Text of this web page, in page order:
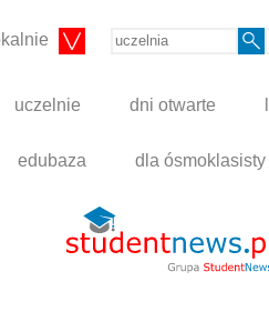
uczelnie dni otwarte
edubaza dla ósmoklasisty